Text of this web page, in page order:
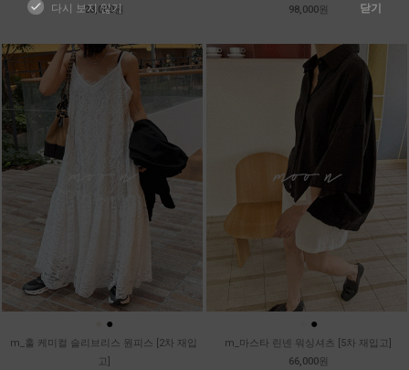
28,000원
98,000원
●
m_훌 케미컬 슬리브리스 원피스 [2차 재입
고]
●
m_마스타 린넨 워싱셔츠 [5차 재입고]
66,000원
다시 보지 않기 닫기